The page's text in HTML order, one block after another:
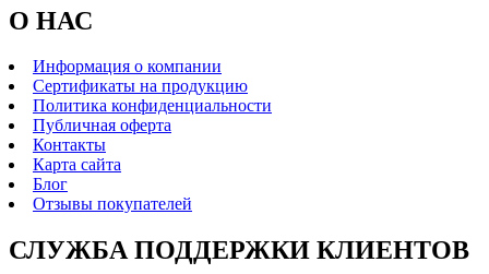
О НАС
Информация о компании
Сертификаты на продукцию
Политика конфиденциальности
Публичная оферта
Контакты
Карта сайта
Блог
Отзывы покупателей
СЛУЖБА ПОДДЕРЖКИ КЛИЕНТОВ